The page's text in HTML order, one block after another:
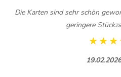
Die Karten sind sehr schön
geringere